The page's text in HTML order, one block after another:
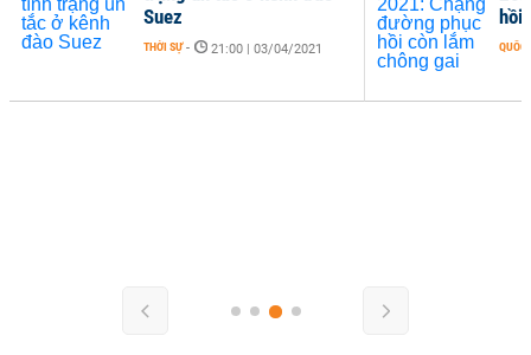
hồi
QUỐC
Suez
THỜI SỰ - 21:00 | 03/04/2021